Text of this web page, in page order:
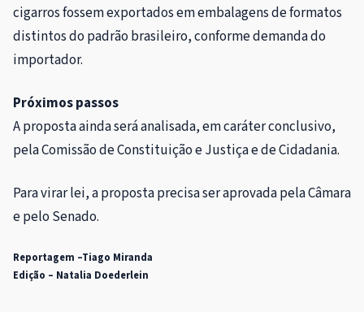
cigarros fossem exportados em embalagens de formatos
distintos do padrão brasileiro, conforme demanda do
importador.
Próximos passos
A proposta ainda será analisada, emcaráter conclusivo,
pela Comissão de Constituição e Justiça e de Cidadania.
Para virar lei, a proposta precisa ser aprovada pela Câmara
e pelo Senado.
Reportagem –Tiago Miranda
Edição – Natalia Doederlein